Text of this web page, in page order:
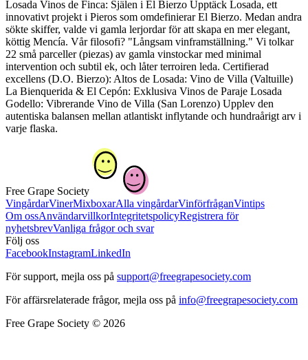
Losada Vinos de Finca: Själen i El Bierzo Upptäck Losada, ett
innovativt projekt i Pieros som omdefinierar El Bierzo. Medan andra
sökte skiffer, valde vi gamla lerjordar för att skapa en mer elegant,
köttig Mencía. Vår filosofi? "Långsam vinframställning." Vi tolkar
22 små parceller (piezas) av gamla vinstockar med minimal
intervention och subtil ek, och låter terroiren leda. Certifierad
excellens (D.O. Bierzo): Altos de Losada: Vino de Villa (Valtuille)
La Bienquerida & El Cepón: Exklusiva Vinos de Paraje Losada
Godello: Vibrerande Vino de Villa (San Lorenzo) Upplev den
autentiska balansen mellan atlantiskt inflytande och hundraårigt arv i
varje flaska.
Free Grape Society
VingårdarVinerMixboxarAlla vingårdarVinförfråganVintips
Om ossAnvändarvillkorIntegritetspolicyRegistrera för
nyhetsbrevVanliga frågor och svar
Följ oss
FacebookInstagramLinkedIn
För support, mejla oss på support@freegrapesociety.com
För affärsrelaterade frågor, mejla oss på info@freegrapesociety.com
Free Grape Society © 2026